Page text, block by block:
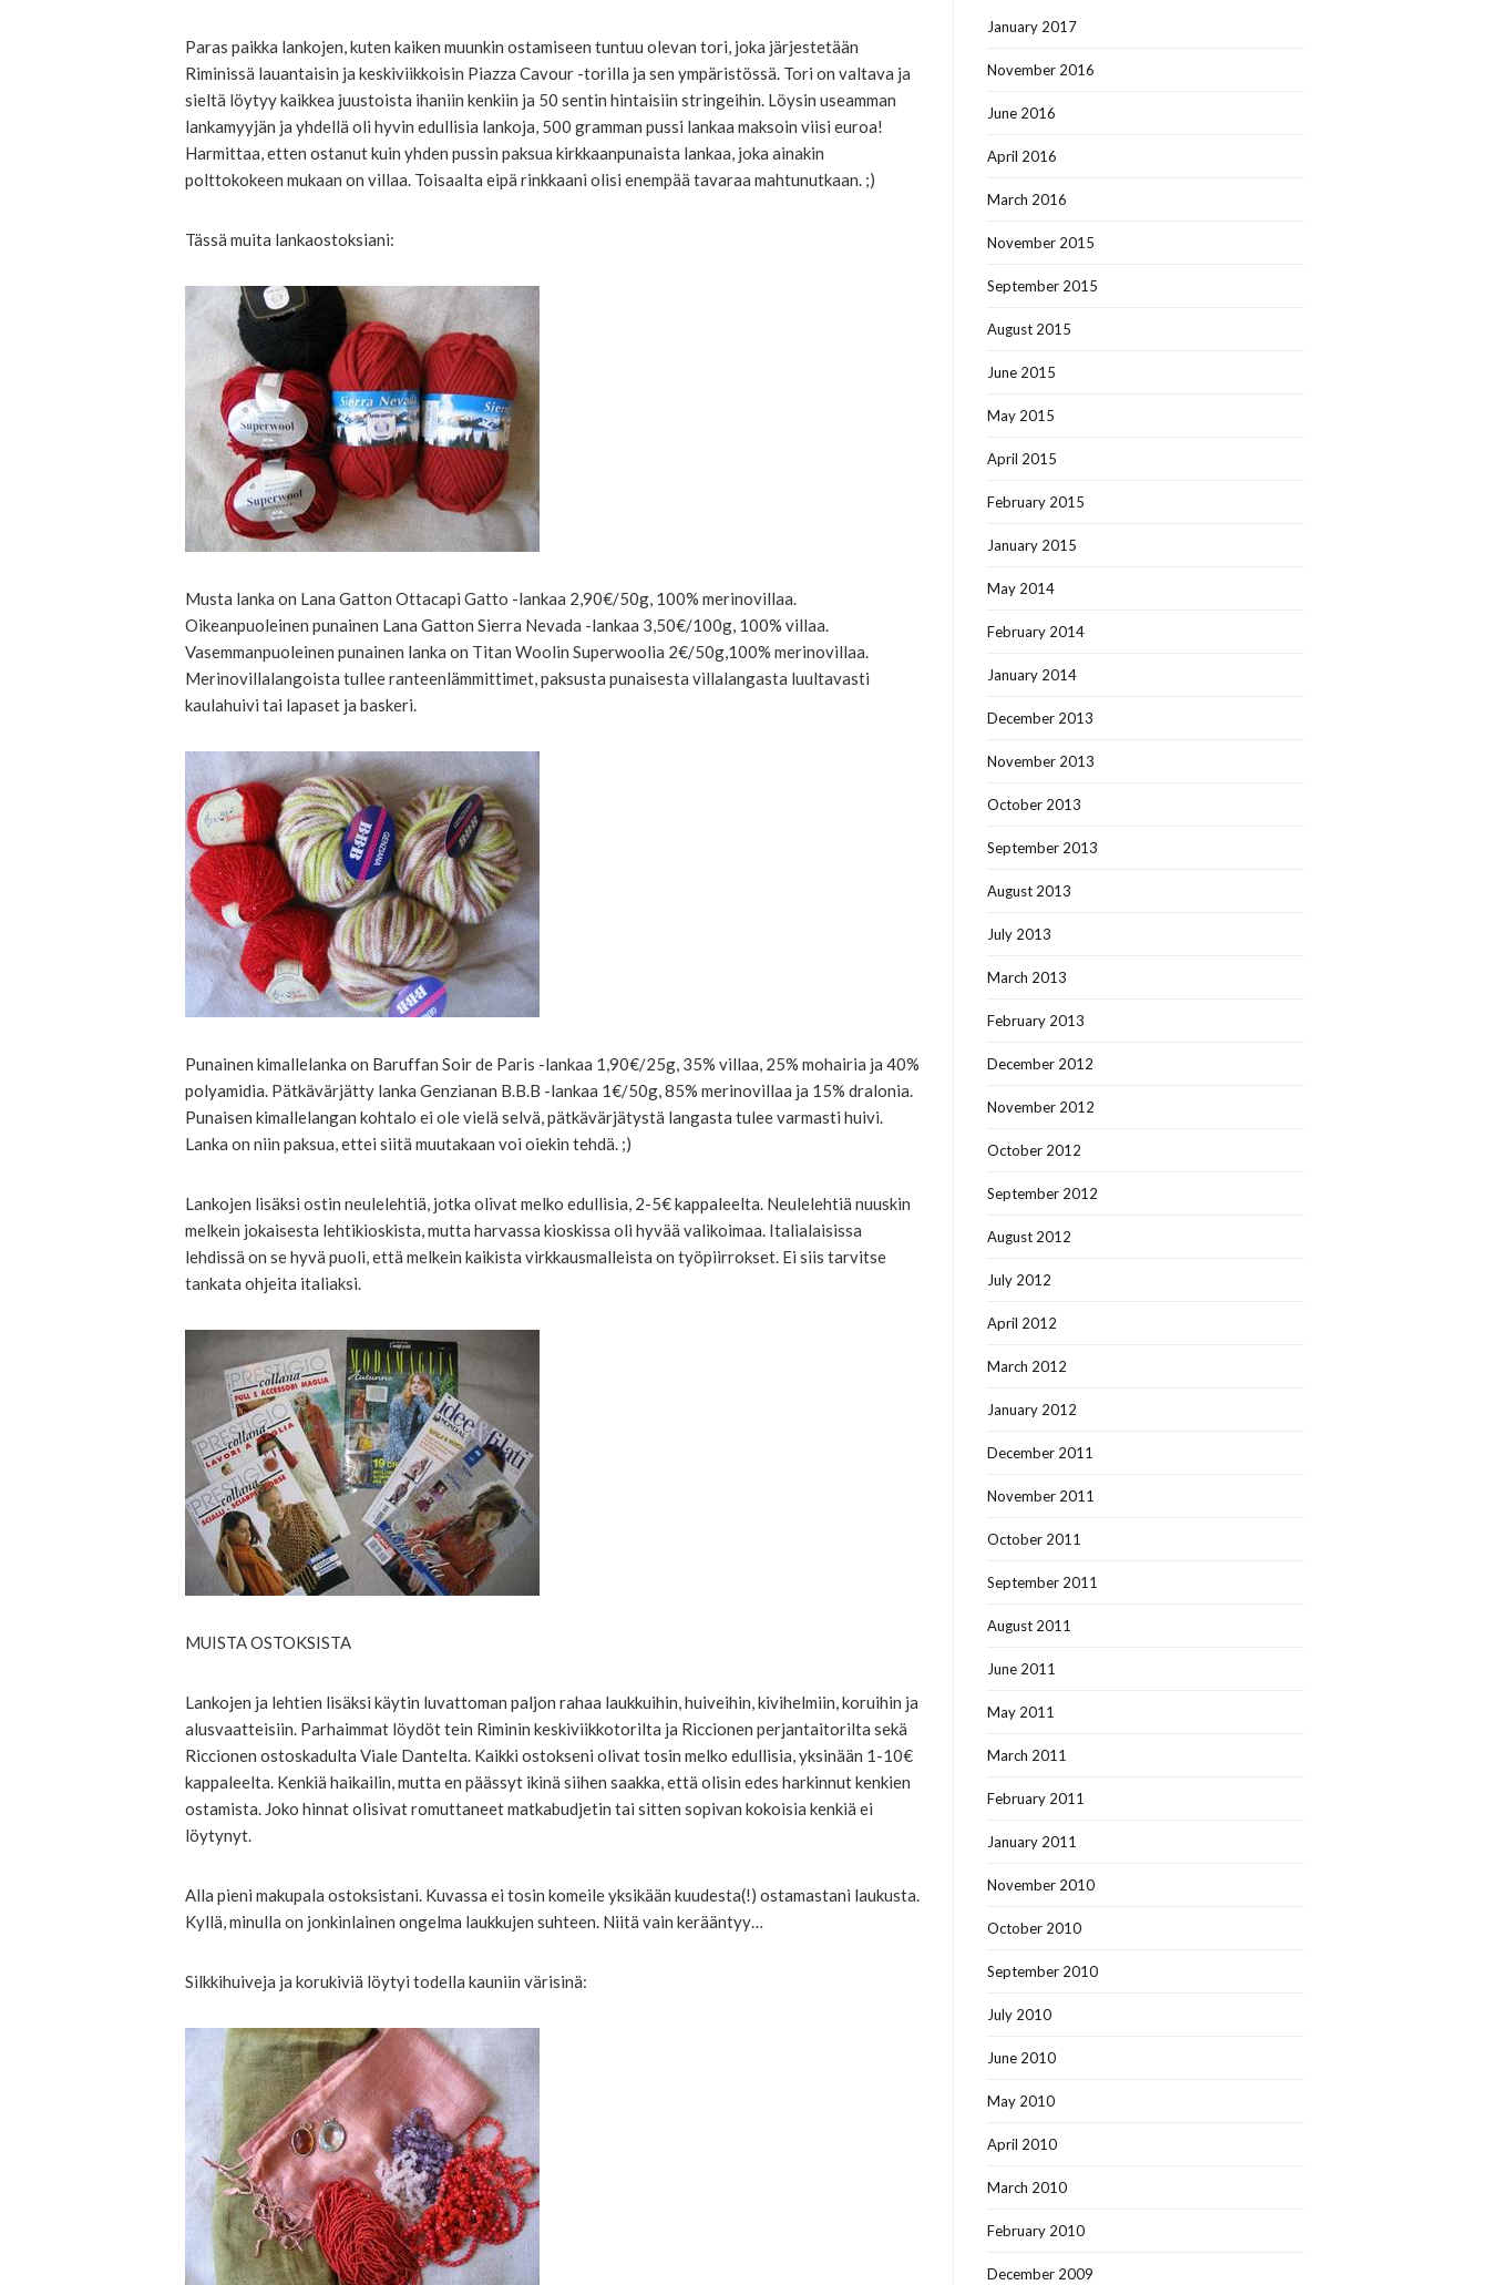
Paras paikka lankojen, kuten kaiken muunkin ostamiseen tuntuu olevan tori, joka järjestetään
Riminissä lauantaisin ja keskiviikkoisin Piazza Cavour -torilla ja sen ympäristössä. Tori on valtava ja
sieltä löytyy kaikkea juustoista ihaniin kenkiin ja 50 sentin hintaisiin stringeihin. Löysin useamman
lankamyyjän ja yhdellä oli hyvin edullisia lankoja, 500 gramman pussi lankaa maksoin viisi euroa!
Harmittaa, etten ostanut kuin yhden pussin paksua kirkkaanpunaista lankaa, joka ainakin
polttokokeen mukaan on villaa. Toisaalta eipä rinkkaani olisi enempää tavaraa mahtunutkaan. ;)
Tässä muita lankaostoksiani:
Musta lanka on Lana Gatton Ottacapi Gatto -lankaa 2,90€/50g, 100% merinovillaa.
Oikeanpuoleinen punainen Lana Gatton Sierra Nevada -lankaa 3,50€/100g, 100% villaa.
Vasemmanpuoleinen punainen lanka on Titan Woolin Superwoolia 2€/50g,100% merinovillaa.
Merinovillalangoista tullee ranteenlämmittimet, paksusta punaisesta villalangasta luultavasti
kaulahuivi tai lapaset ja baskeri.
Punainen kimallelanka on Baruffan Soir de Paris -lankaa 1,90€/25g, 35% villaa, 25% mohairia ja 40%
polyamidia. Pätkävärjätty lanka Genzianan B.B.B -lankaa 1€/50g, 85% merinovillaa ja 15% dralonia.
Punaisen kimallelangan kohtalo ei ole vielä selvä, pätkävärjätystä langasta tulee varmasti huivi.
Lanka on niin paksua, ettei siitä muutakaan voi oiekin tehdä. ;)
Lankojen lisäksi ostin neulelehtiä, jotka olivat melko edullisia, 2-5€ kappaleelta. Neulelehtiä nuuskin
melkein jokaisesta lehtikioskista, mutta harvassa kioskissa oli hyvää valikoimaa. Italialaisissa
lehdissä on se hyvä puoli, että melkein kaikista virkkausmalleista on työpiirrokset. Ei siis tarvitse
tankata ohjeita italiaksi.
MUISTA OSTOKSISTA
Lankojen ja lehtien lisäksi käytin luvattoman paljon rahaa laukkuihin, huiveihin, kivihelmiin, koruihin ja
alusvaatteisiin. Parhaimmat löydöt tein Riminin keskiviikkotorilta ja Riccionen perjantaitorilta sekä
Riccionen ostoskadulta Viale Dantelta. Kaikki ostokseni olivat tosin melko edullisia, yksinään 1-10€
kappaleelta. Kenkiä haikailin, mutta en päässyt ikinä siihen saakka, että olisin edes harkinnut kenkien
ostamista. Joko hinnat olisivat romuttaneet matkabudjetin tai sitten sopivan kokoisia kenkiä ei
löytynyt.
Alla pieni makupala ostoksistani. Kuvassa ei tosin komeile yksikään kuudesta(!) ostamastani laukusta.
Kyllä, minulla on jonkinlainen ongelma laukkujen suhteen. Niitä vain kerääntyy…
Silkkihuiveja ja korukiviä löytyi todella kauniin värisinä:
January 2017
November 2016
June 2016
April 2016
March 2016
November 2015
September 2015
August 2015
June 2015
May 2015
April 2015
February 2015
January 2015
May 2014
February 2014
January 2014
December 2013
November 2013
October 2013
September 2013
August 2013
July 2013
March 2013
February 2013
December 2012
November 2012
October 2012
September 2012
August 2012
July 2012
April 2012
March 2012
January 2012
December 2011
November 2011
October 2011
September 2011
August 2011
June 2011
May 2011
March 2011
February 2011
January 2011
November 2010
October 2010
September 2010
July 2010
June 2010
May 2010
April 2010
March 2010
February 2010
December 2009